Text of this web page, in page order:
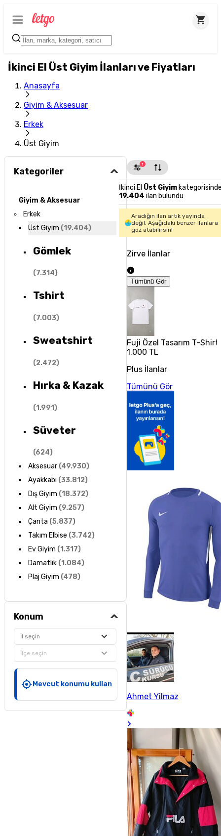
İkinci El Üst Giyim İlanları ve Fiyatları
Anasayfa
Giyim & Aksesuar
Erkek
Üst Giyim
Kategoriler
Giyim & Aksesuar
Erkek
Üst Giyim (19.404)
Gömlek
(7.314)
Tshirt
(7.003)
Sweatshirt
(2.472)
Hırka & Kazak
(1.991)
Süveter
(624)
Aksesuar(49.930)
Ayakkabı (33.812)
Dış Giyim (18.372)
Alt Giyim (9.257)
Çanta (5.837)
Takım Elbise (3.742)
Ev Giyim (1.317)
Damatlık(1.084)
Plaj Giyim (478)
Konum
İl seçin
İlçe seçin
Mevcut konumu kullan
1
İkinci El Üst Giyim
19.404 ilan bulundu
Aradığın ilan artık yayında
değil. Aşağıdaki benzer ilanlara
göz atabilirsin!
Zirve İlanlar
Tümünü Gör
Fuji Özel Tasarım T-Shirt
1.000 TL
Plus İlanlar
Tümünü Gör
Ahmet Yilmaz